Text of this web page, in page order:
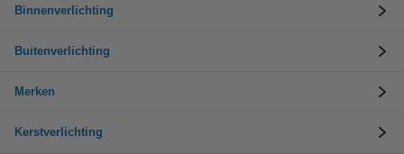
Binnenverlichting
Buitenverlichting
Merken
Kerstverlichting